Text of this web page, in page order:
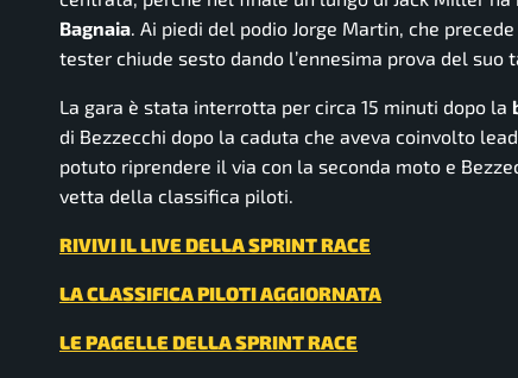
Bagnaia. Ai piedi del podio Jorge Martin, che
tester chiude sesto dando l’ennesima prova del suo
La gara è stata interrotta per circa 15 minuti dopo la
di Bezzecchi dopo la caduta che aveva coinvolto
potuto riprendere il via con la seconda moto e
vetta della classifica piloti.
RIVIVI IL LIVE DELLA SPRINT RACE
LA CLASSIFICA PILOTI AGGIORNATA
LE PAGELLE DELLA SPRINT RACE